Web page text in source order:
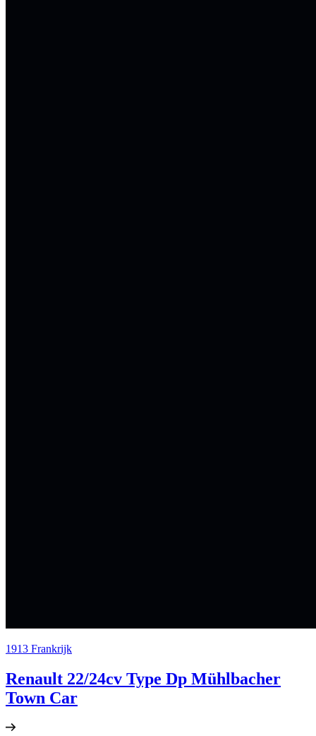
1913 Frankrijk
Renault 22/24cv Type Dp Mühlbacher
Town Car